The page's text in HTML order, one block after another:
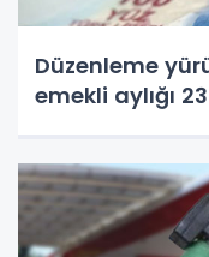
Düzenleme
emekli aylığı